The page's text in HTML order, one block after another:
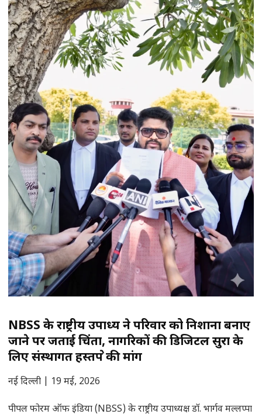
NBSS के राष्ट्रीय उपाध्यक्ष ने परिवार को निशाना बनाए
जाने पर जताई चिंता, नागरिकों की डिजिटल सुरक्षा के
लिए संस्थागत हस्तक्षेप की मांग
नई दिल्ली | 19 मई, 2026
पीपल फोरम ऑफ इंडिया (NBSS) के राष्ट्रीय उपाध्यक्ष डॉ. भार्गव मल्लप्पा